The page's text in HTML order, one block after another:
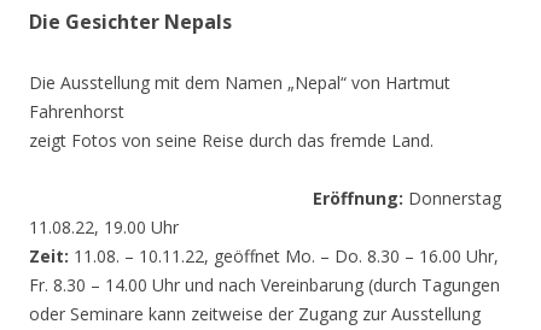
Die Gesichter Nepals
Die Ausstellung mit dem Namen „Nepal“ von Hartmut
Fahrenhorst
zeigt Fotos von seine Reise durch das fremde Land.
Eröffnung: Donnerstag
11.08.22, 19.00 Uhr
Zeit: 11.08. – 10.11.22, geöffnet Mo. – Do. 8.30 – 16.00 Uhr,
Fr. 8.30 – 14.00 Uhr und nach Vereinbarung (durch Tagungen
oder Seminare kann zeitweise der Zugang zur Ausstellung